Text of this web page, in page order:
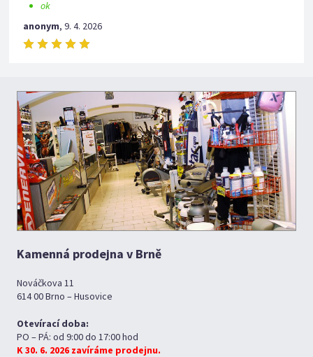
ok
anonym,9. 4. 2026
Kamenná prodejna v Brně
Nováčkova 11
614 00 Brno – Husovice
Otevírací doba:
PO – PÁ: od 9:00 do 17:00 hod
K 30. 6. 2026 zavíráme prodejnu.